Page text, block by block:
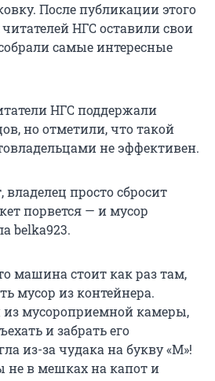
После публикации этого
НГС оставили свои
самые интересные
НГС поддержали
но отметили, что такой
не эффективен.
просто сбросит
порвется — и мусор
belka923.
машина стоит как раз там,
мусор из контейнера.
из мусороприемной камеры,
и забрать его
из-за чудака на букву «М»!
не в мешках на капот и